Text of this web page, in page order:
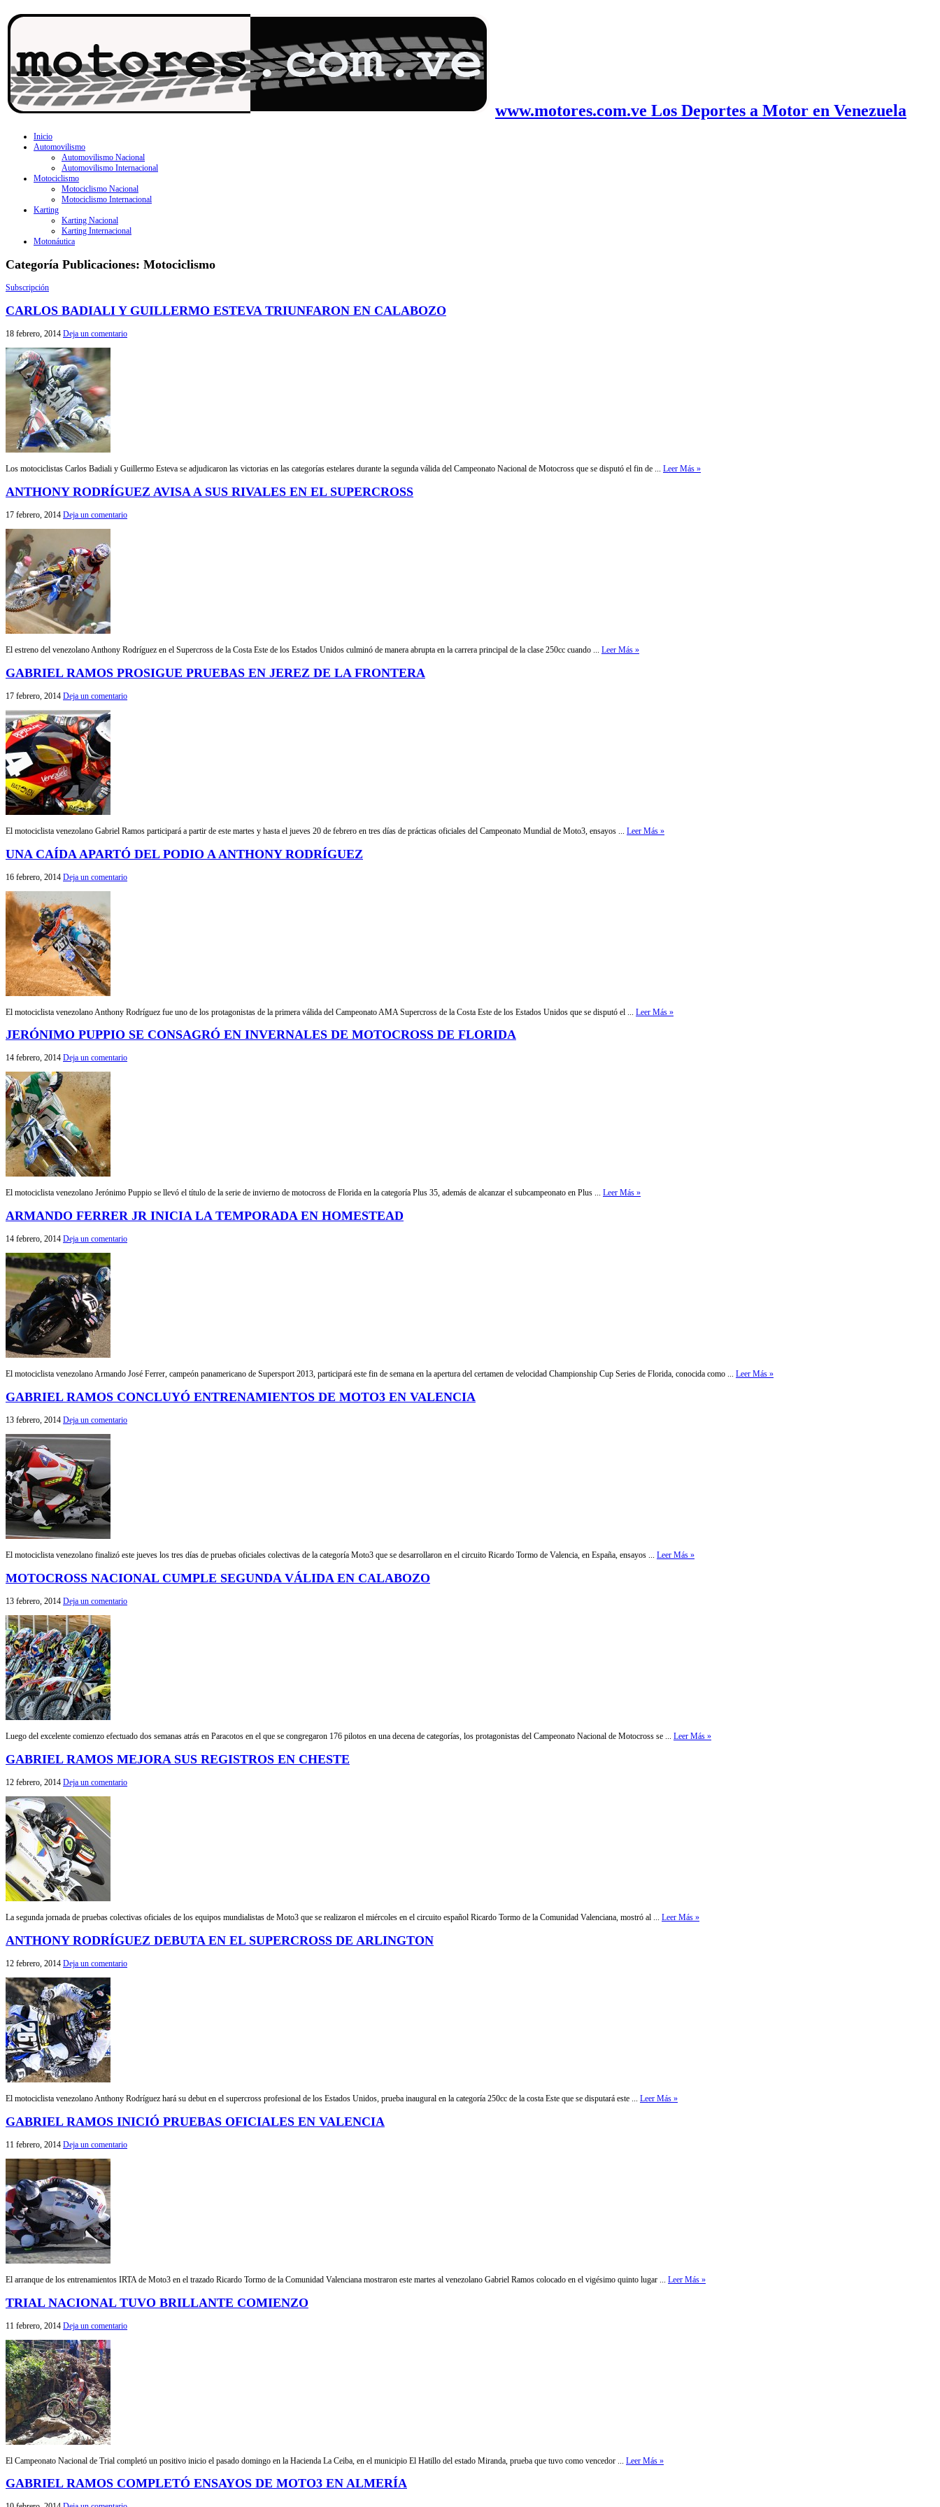
www.motores.com.ve Los Deportes a Motor en Venezuela
Inicio
Automovilismo
Automovilismo Nacional
Automovilismo Internacional
Motociclismo
Motociclismo Nacional
Motociclismo Internacional
Karting
Karting Nacional
Karting Internacional
Motonáutica
Categoría Publicaciones: Motociclismo
Subscripción
CARLOS BADIALI Y GUILLERMO ESTEVA TRIUNFARON EN CALABOZO
18 febrero, 2014 Deja un comentario
Los motociclistas Carlos Badiali y Guillermo Esteva se adjudicaron las victorias en las categorías estelares durante la segunda válida del Campeonato Nacional de Motocross que se disputó el fin de ... Leer Más »
ANTHONY RODRÍGUEZ AVISA A SUS RIVALES EN EL SUPERCROSS
17 febrero, 2014 Deja un comentario
El estreno del venezolano Anthony Rodríguez en el Supercross de la Costa Este de los Estados Unidos culminó de manera abrupta en la carrera principal de la clase 250cc cuando ... Leer Más »
GABRIEL RAMOS PROSIGUE PRUEBAS EN JEREZ DE LA FRONTERA
17 febrero, 2014 Deja un comentario
El motociclista venezolano Gabriel Ramos participará a partir de este martes y hasta el jueves 20 de febrero en tres días de prácticas oficiales del Campeonato Mundial de Moto3, ensayos ... Leer Más »
UNA CAÍDA APARTÓ DEL PODIO A ANTHONY RODRÍGUEZ
16 febrero, 2014 Deja un comentario
El motociclista venezolano Anthony Rodríguez fue uno de los protagonistas de la primera válida del Campeonato AMA Supercross de la Costa Este de los Estados Unidos que se disputó el ... Leer Más »
JERÓNIMO PUPPIO SE CONSAGRÓ EN INVERNALES DE MOTOCROSS DE FLORIDA
14 febrero, 2014 Deja un comentario
El motociclista venezolano Jerónimo Puppio se llevó el título de la serie de invierno de motocross de Florida en la categoría Plus 35, además de alcanzar el subcampeonato en Plus ... Leer Más »
ARMANDO FERRER JR INICIA LA TEMPORADA EN HOMESTEAD
14 febrero, 2014 Deja un comentario
El motociclista venezolano Armando José Ferrer, campeón panamericano de Supersport 2013, participará este fin de semana en la apertura del certamen de velocidad Championship Cup Series de Florida, conocida como ... Leer Más »
GABRIEL RAMOS CONCLUYÓ ENTRENAMIENTOS DE MOTO3 EN VALENCIA
13 febrero, 2014 Deja un comentario
El motociclista venezolano finalizó este jueves los tres días de pruebas oficiales colectivas de la categoría Moto3 que se desarrollaron en el circuito Ricardo Tormo de Valencia, en España, ensayos ... Leer Más »
MOTOCROSS NACIONAL CUMPLE SEGUNDA VÁLIDA EN CALABOZO
13 febrero, 2014 Deja un comentario
Luego del excelente comienzo efectuado dos semanas atrás en Paracotos en el que se congregaron 176 pilotos en una decena de categorías, los protagonistas del Campeonato Nacional de Motocross se ... Leer Más »
GABRIEL RAMOS MEJORA SUS REGISTROS EN CHESTE
12 febrero, 2014 Deja un comentario
La segunda jornada de pruebas colectivas oficiales de los equipos mundialistas de Moto3 que se realizaron el miércoles en el circuito español Ricardo Tormo de la Comunidad Valenciana, mostró al ... Leer Más »
ANTHONY RODRÍGUEZ DEBUTA EN EL SUPERCROSS DE ARLINGTON
12 febrero, 2014 Deja un comentario
El motociclista venezolano Anthony Rodríguez hará su debut en el supercross profesional de los Estados Unidos, prueba inaugural en la categoría 250cc de la costa Este que se disputará este ... Leer Más »
GABRIEL RAMOS INICIÓ PRUEBAS OFICIALES EN VALENCIA
11 febrero, 2014 Deja un comentario
El arranque de los entrenamientos IRTA de Moto3 en el trazado Ricardo Tormo de la Comunidad Valenciana mostraron este martes al venezolano Gabriel Ramos colocado en el vigésimo quinto lugar ... Leer Más »
TRIAL NACIONAL TUVO BRILLANTE COMIENZO
11 febrero, 2014 Deja un comentario
El Campeonato Nacional de Trial completó un positivo inicio el pasado domingo en la Hacienda La Ceiba, en el municipio El Hatillo del estado Miranda, prueba que tuvo como vencedor ... Leer Más »
GABRIEL RAMOS COMPLETÓ ENSAYOS DE MOTO3 EN ALMERÍA